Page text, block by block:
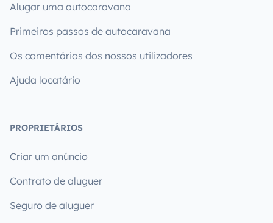
Alugar uma autocaravana
Primeiros passos de autocaravana
Os comentários dos nossos utilizadores
Ajuda locatário
PROPRIETÁRIOS
Criar um anúncio
Contrato de aluguer
Seguro de aluguer